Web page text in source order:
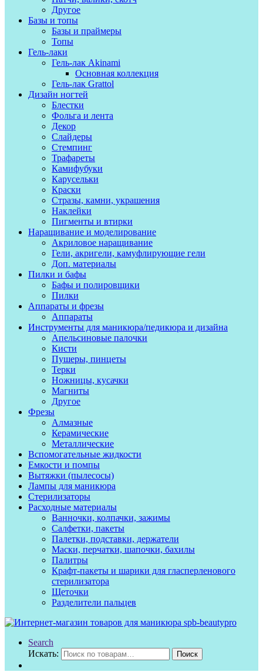
Другое
Базы и топы
Базы и праймеры
Топы
Гель-лаки
Гель-лак Akinami
Основная коллекция
Гель-лак Grattol
Дизайн ногтей
Блестки
Фольга и лента
Декор
Слайдеры
Стемпинг
Трафареты
Камифубуки
Карусельки
Краски
Стразы, камни, украшения
Наклейки
Пигменты и втирки
Наращивание и моделирование
Акриловое наращивание
Гели, акригели, камуфлирующие гели
Доп. материалы
Пилки и бафы
Бафы и полировщики
Пилки
Аппараты и фрезы
Аппараты
Инструменты для маникюра/педикюра и дизайна
Апельсиновые палочки
Кисти
Пушеры, пинцеты
Терки
Ножницы, кусачки
Магниты
Другое
Фрезы
Алмазные
Керамические
Металлические
Вспомогательные жидкости
Емкости и помпы
Вытяжки (пылесосы)
Лампы для маникюра
Стерилизаторы
Расходные материалы
Ванночки, колпачки, зажимы
Салфетки, пакеты
Палетки, подставки, держатели
Маски, перчатки, шапочки, бахилы
Палитры
Крафт-пакеты и шарики для гласперленового
стерилизатора
Щеточки
Разделители пальцев
Search
Искать:
Поиск